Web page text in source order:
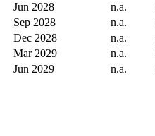
Jun 2028
n.a.
Sep 2028
n.a.
Dec 2028
n.a.
Mar 2029
n.a.
Jun 2029
n.a.